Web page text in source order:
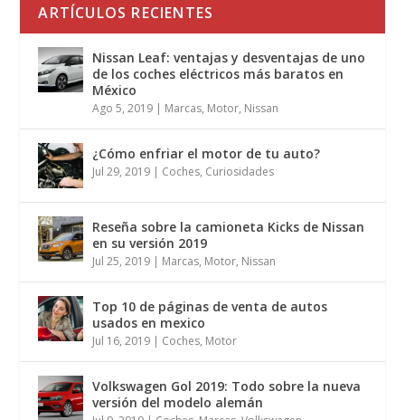
ARTÍCULOS RECIENTES
Nissan Leaf: ventajas y desventajas de uno
de los coches eléctricos más baratos en
México
Ago 5, 2019 | Marcas, Motor, Nissan
¿Cómo enfriar el motor de tu auto?
Jul 29, 2019 | Coches, Curiosidades
Reseña sobre la camioneta Kicks de Nissan
en su versión 2019
Jul 25, 2019 | Marcas, Motor, Nissan
Top 10 de páginas de venta de autos
usados en mexico
Jul 16, 2019 | Coches, Motor
Volkswagen Gol 2019: Todo sobre la nueva
versión del modelo alemán